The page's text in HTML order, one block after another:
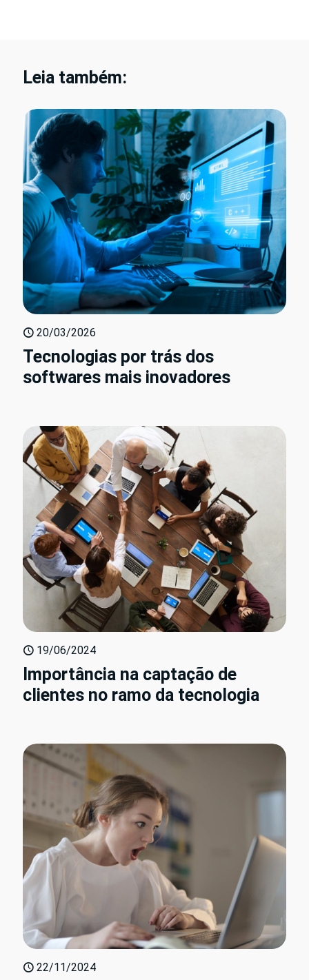
Leia também:
20/03/2026
Tecnologias por trás dos
softwares mais inovadores
19/06/2024
Importância na captação de
clientes no ramo da tecnologia
22/11/2024